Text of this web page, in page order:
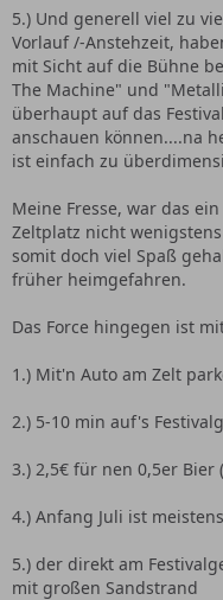
5.) Und generell viel zu
Vorlauf /-Anstehzeit,
mit Sicht auf die Bühne
The Machine" und
überhaupt auf das
anschauen können....na
ist einfach zu
Meine Fresse, war das
Zeltplatz nicht
somit doch viel Spaß
früher heimgefahren.
Das Force hingegen ist
1.) Mit'n Auto am Zelt
2.) 5-10 min auf's
3.) 2,5€ für nen 0,5er
4.) Anfang Juli ist
5.) der direkt am
mit großen Sandstrand